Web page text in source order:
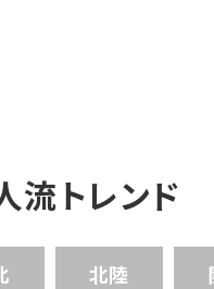
流トレンド
北陸